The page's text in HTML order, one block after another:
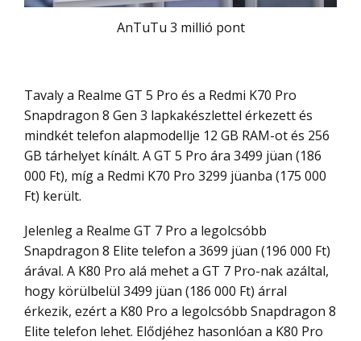
AnTuTu 3 millió pont
Tavaly a Realme GT 5 Pro és a Redmi K70 Pro
Snapdragon 8 Gen 3 lapkakészlettel érkezett és
mindkét telefon alapmodellje 12 GB RAM-ot és 256
GB tárhelyet kínált. A GT 5 Pro ára 3499 jüan (186
000 Ft), míg a Redmi K70 Pro 3299 jüanba (175 000
Ft) került.
Jelenleg a Realme GT 7 Pro a legolcsóbb
Snapdragon 8 Elite telefon a 3699 jüan (196 000 Ft)
árával. A K80 Pro alá mehet a GT 7 Pro-nak azáltal,
hogy körülbelül 3499 jüan (186 000 Ft) árral
érkezik, ezért a K80 Pro a legolcsóbb Snapdragon 8
Elite telefon lehet. Elődjéhez hasonlóan a K80 Pro